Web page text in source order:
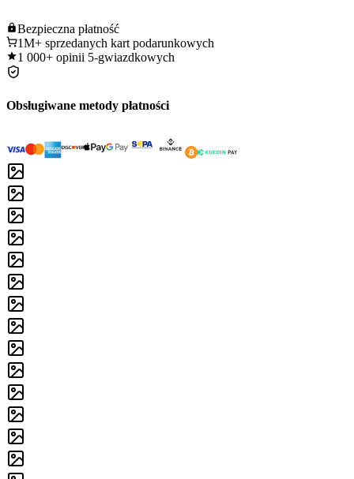
Bezpieczna płatność
1M+ sprzedanych kart podarunkowych
1 000+ opinii 5-gwiazdkowych
Obsługiwane metody płatności